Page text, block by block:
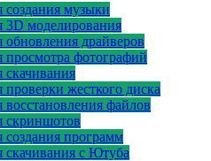
музыки
моделирования
драйверов
фотографий
жесткого диска
файлов
скриншотов
программ
с Ютуба